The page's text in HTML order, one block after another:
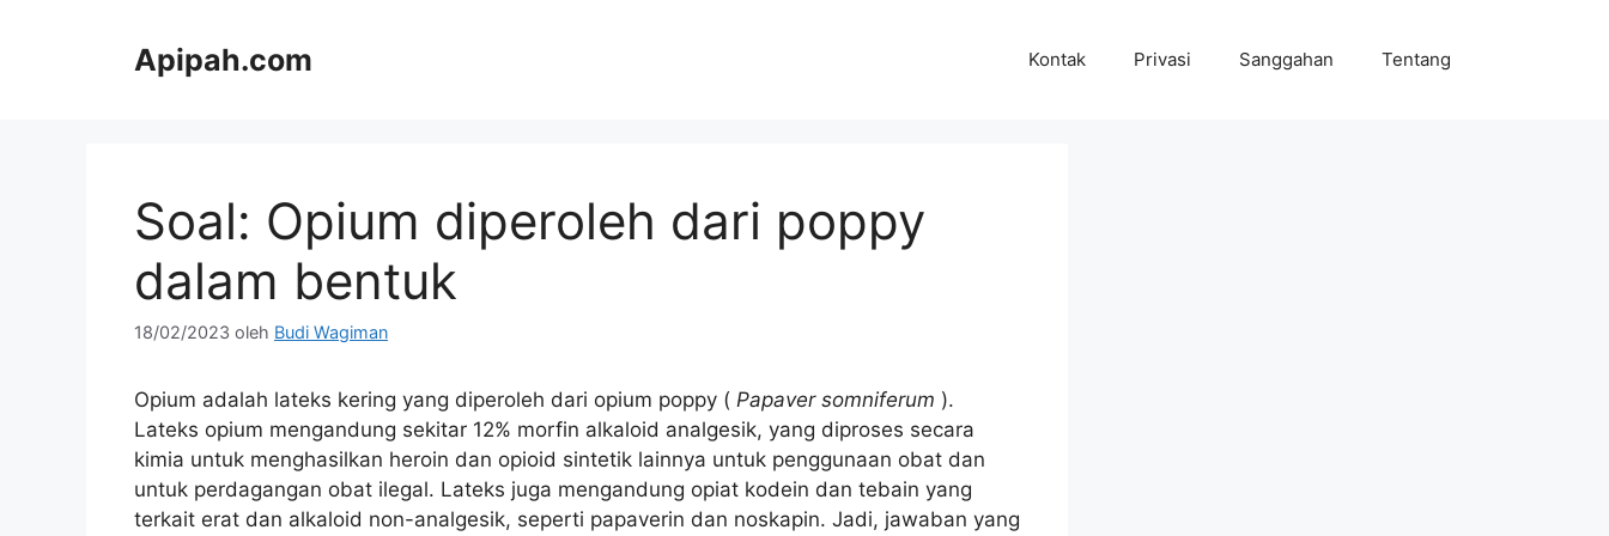
Apipah.com Kontak Privasi Sanggahan Tentang
Soal: Opium diperoleh dari poppy
dalam bentuk
18/02/2023 oleh Budi Wagiman
Opium adalah lateks kering yang diperoleh dari opium poppy ( Papaver somniferum ).
Lateks opium mengandung sekitar 12% morfin alkaloid analgesik, yang diproses secara
kimia untuk menghasilkan heroin dan opioid sintetik lainnya untuk penggunaan obat dan
untuk perdagangan obat ilegal. Lateks juga mengandung opiat kodein dan tebain yang
terkait erat dan alkaloid non-analgesik, seperti papaverin dan noskapin. Jadi, jawaban yang